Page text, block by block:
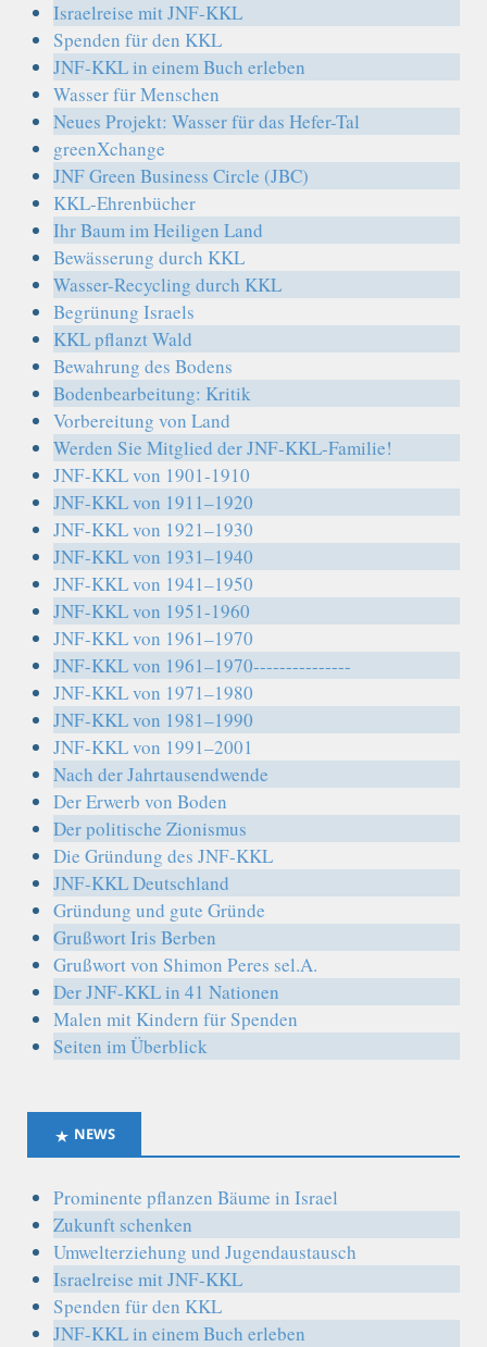
Israelreise mit JNF-KKL
Spenden für den KKL
JNF-KKL in einem Buch erleben
Wasser für Menschen
Neues Projekt: Wasser für das Hefer-Tal
greenXchange
JNF Green Business Circle (JBC)
KKL-Ehrenbücher
Ihr Baum im Heiligen Land
Bewässerung durch KKL
Wasser-Recycling durch KKL
Begrünung Israels
KKL pflanzt Wald
Bewahrung des Bodens
Bodenbearbeitung: Kritik
Vorbereitung von Land
Werden Sie Mitglied der JNF-KKL-Familie!
JNF-KKL von 1901-1910
JNF-KKL von 1911–1920
JNF-KKL von 1921–1930
JNF-KKL von 1931–1940
JNF-KKL von 1941–1950
JNF-KKL von 1951-1960
JNF-KKL von 1961–1970
JNF-KKL von 1961–1970---------------
JNF-KKL von 1971–1980
JNF-KKL von 1981–1990
JNF-KKL von 1991–2001
Nach der Jahrtausendwende
Der Erwerb von Boden
Der politische Zionismus
Die Gründung des JNF-KKL
JNF-KKL Deutschland
Gründung und gute Gründe
Grußwort Iris Berben
Grußwort von Shimon Peres sel.A.
Der JNF-KKL in 41 Nationen
Malen mit Kindern für Spenden
Seiten im Überblick
NEWS
Prominente pflanzen Bäume in Israel
Zukunft schenken
Umwelterziehung und Jugendaustausch
Israelreise mit JNF-KKL
Spenden für den KKL
JNF-KKL in einem Buch erleben